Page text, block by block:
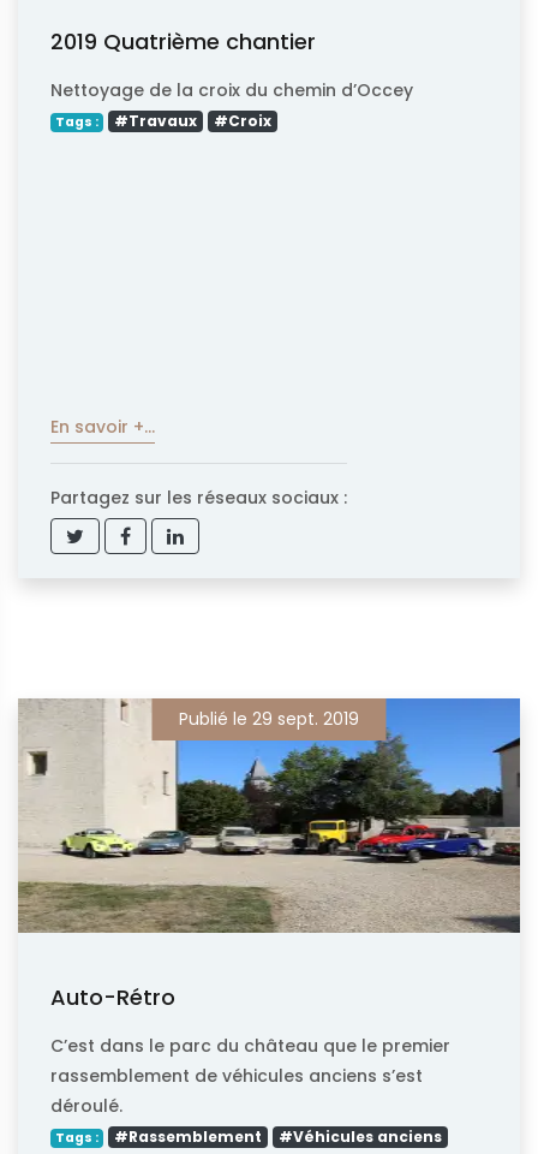
2019 Quatrième chantier
Nettoyage de la croix du chemin d’Occey
Tags : #Travaux #Croix
En savoir +...
Partagez sur les réseaux sociaux :
Publié le 29 sept. 2019
Auto-Rétro
C’est dans le parc du château que le premier
rassemblement de véhicules anciens s’est
déroulé.
Tags : #Rassemblement
#Véhicules anciens